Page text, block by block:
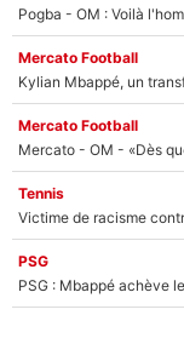
Pogba - OM : Voilà
Mercato Football
Kylian Mbappé, un
Mercato Football
Tennis
PSG
PSG : Mbappé achève